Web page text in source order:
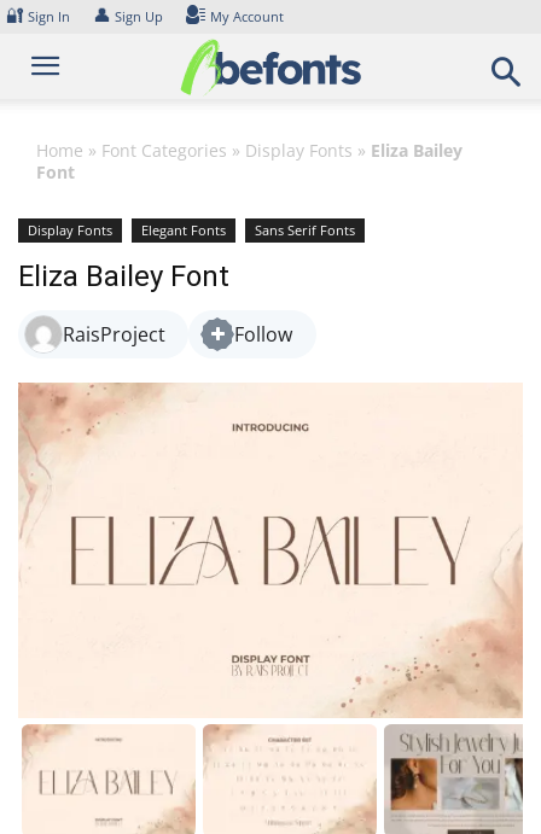
Skip
content
🔐 Sign In 👤 Sign Up My Account
Home » Font Categories » Display Fonts » Eliza Bailey
Font
Display Fonts Elegant Fonts Sans Serif Fonts
Eliza Bailey Font
RaisProject Follow